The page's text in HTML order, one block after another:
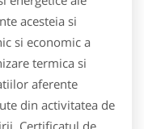
acesteia si
si economic a
termica si
aferente
din activitatea de
Certificatul de